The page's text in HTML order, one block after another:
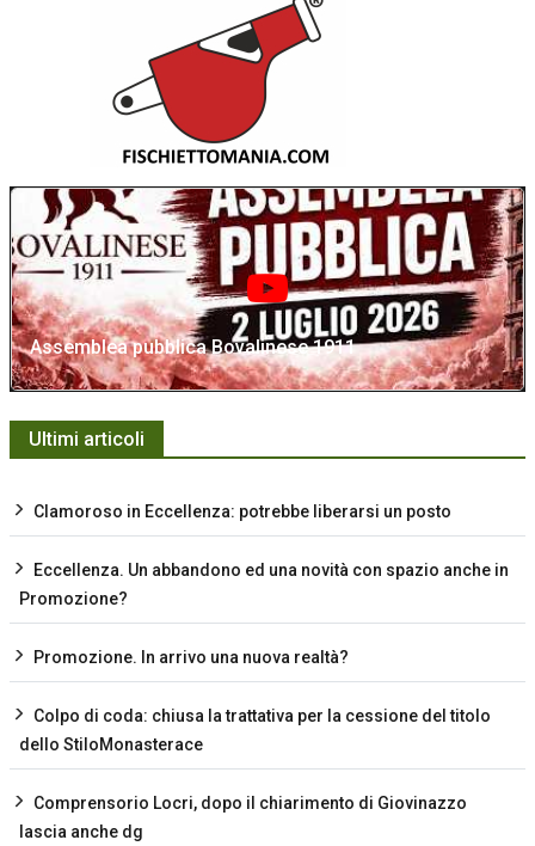
Assemblea pubblica Bovalinese 1911
Ultimi articoli
Clamoroso in Eccellenza: potrebbe liberarsi un posto
Eccellenza. Un abbandono ed una novità con spazio anche in
Promozione?
Promozione. In arrivo una nuova realtà?
Colpo di coda: chiusa la trattativa per la cessione del titolo
dello StiloMonasterace
Comprensorio Locri, dopo il chiarimento di Giovinazzo
lascia anche dg